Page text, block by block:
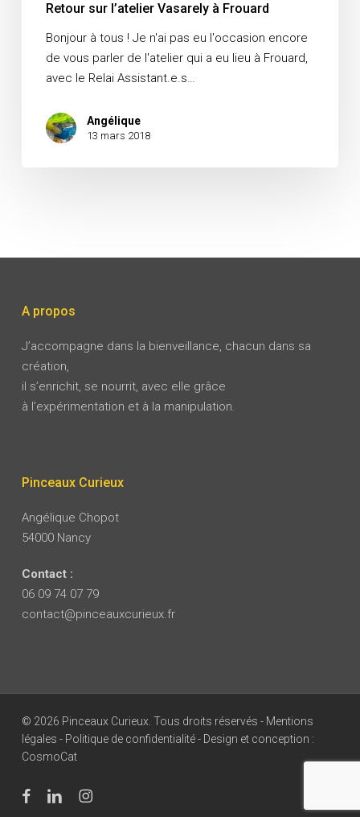
Retour sur l’atelier Vasarely à Frouard
Bonjour à tous ! Je n'ai pas eu l'occasion encore
de vous parler de l'atelier qui a eu lieu à Frouard,
avec le Relai Assistant.e.s…
Angélique
13 mars 2018
A propos
J’accompagne dans la bienveillance, chacun dans sa
création,
il s’enrichit, se nourrit, avec elle grâce
à l’expérimentation et à la manipulation.
Pinceaux Curieux
Angélique Chopot
54000 Nancy
Contact :
06 09 74 07 79
contact@pinceauxcurieux.fr
© 2026 Pinceaux Curieux. Tous droits réservés - Mentions
légales - Politique de confidentialité- Design et conception :
CosmoCat
facebooklinkedininstagram